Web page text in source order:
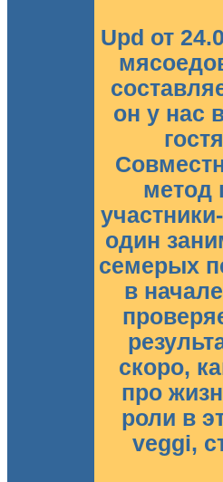
Upd от
он у нас
метод
один
семерых
в
скоро,
про
роли в
veggi,